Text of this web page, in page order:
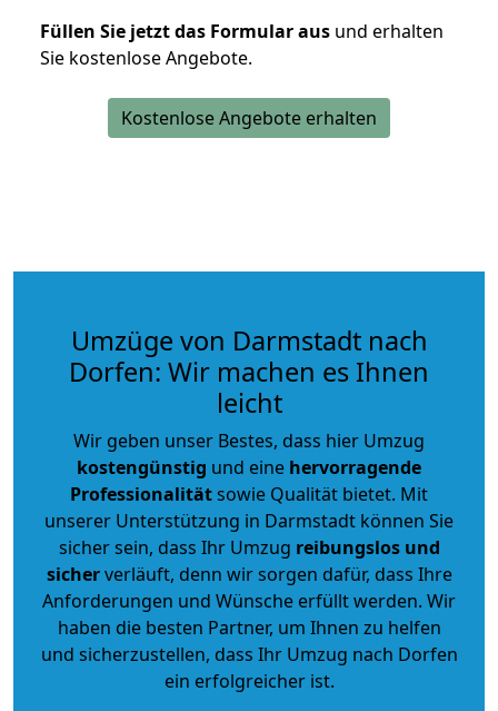
Füllen Sie jetzt das Formular aus und erhalten
Sie kostenlose Angebote.
Kostenlose Angebote erhalten
Umzüge von Darmstadt nach
Dorfen: Wir machen es Ihnen
leicht
Wir geben unser Bestes, dass hier Umzug
kostengünstig und eine hervorragende
Professionalitätsowie Qualität bietet. Mit
unserer Unterstützung in Darmstadt können Sie
sicher sein, dass Ihr Umzug reibungslos und
sicherverläuft, denn wir sorgen dafür, dass Ihre
Anforderungen und Wünsche erfüllt werden. Wir
haben die besten Partner, um Ihnen zu helfen
und sicherzustellen, dass Ihr Umzug nach Dorfen
ein erfolgreicher ist.